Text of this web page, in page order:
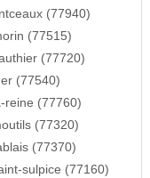
(77940)
(77515)
(77720)
(77540)
reine (77760)
(77320)
(77370)
sulpice (77160)